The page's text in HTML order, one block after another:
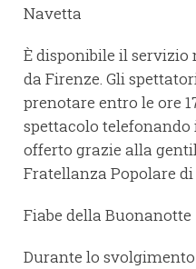
Navetta
È disponibile il servizio
da Firenze. Gli
prenotare entro le ore
spettacolo
offerto grazie alla
Fratellanza Popolare
Fiabe della Buonanotte
Durante lo